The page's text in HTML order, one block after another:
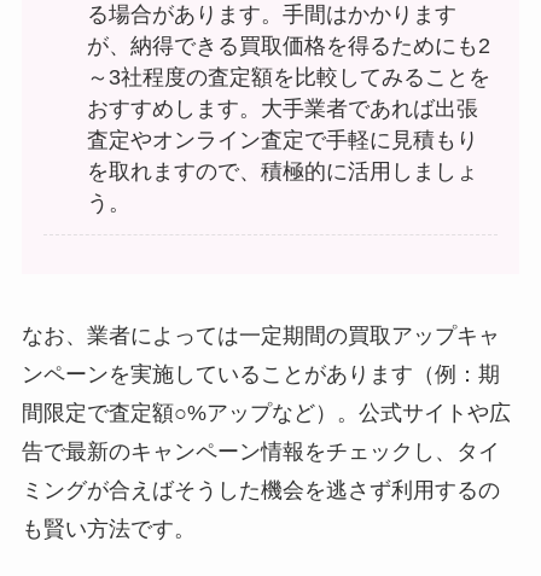
る場合があります。手間はかかります
が、納得できる買取価格を得るためにも2
～3社程度の査定額を比較してみることを
おすすめします。大手業者であれば出張
査定やオンライン査定で手軽に見積もり
を取れますので、積極的に活用しましょ
う。
なお、業者によっては一定期間の買取アップキャ
ンペーンを実施していることがあります（例：期
間限定で査定額○%アップなど）。公式サイトや広
告で最新のキャンペーン情報をチェックし、タイ
ミングが合えばそうした機会を逃さず利用するの
も賢い方法です。